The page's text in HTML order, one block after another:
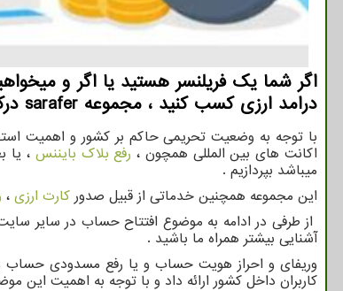
اگر شما یك فریلنسر هستید یا اگر و
درامد ارزی كسب كنید ، مجموعه sarafer دركنار شما خواهد بود.
با توجه به وضعیت تحریمی حاکم بر کشور و اهمیت
اکانت های بین المللی همچون ، رفع بلاک بایننس ، یا
میباشد بپردازیم .
این مجموعه همچنین خدماتی از قبیل صدور کارت ارزی ،
از طرفی در ادامه به موضوع افتتاح حساب در سایر
آشنایی بیشتر همراه ما باشید .
وریفای و احراز هویت حساب و یا رفع مسدودی حساب و
کاربران داخل کشور ارائه داد و با توجه به اهمیت این